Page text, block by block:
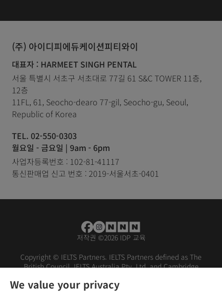
(주) 아이디피에듀케이션피티와이
대표자 : HARMEET SINGH PENTAL
서울 특별시 서초구 서초대로 77길 61 S&C TOWER 11층,
12층
11FL, 61, Seocho-dearo 77-gil, Seocho-gu, Seoul,
Republic of Korea
TEL. 02-550-0303
월요일 - 금요일 | 9am - 6pm
사업자등록번호 : 102-81-41117
통신판매업 신고 번호 : 2019-서울서초-0401
저작권 ©2026 IDP 교육
Copyright © IELTS Partners. IELTS Partners defined as The
British Council, IELTS Australia Pty. Ltd. and Cambridge
We value your privacy